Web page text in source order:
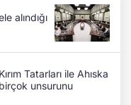
alındığı
Tatarları ile Ahıska
unsurunu